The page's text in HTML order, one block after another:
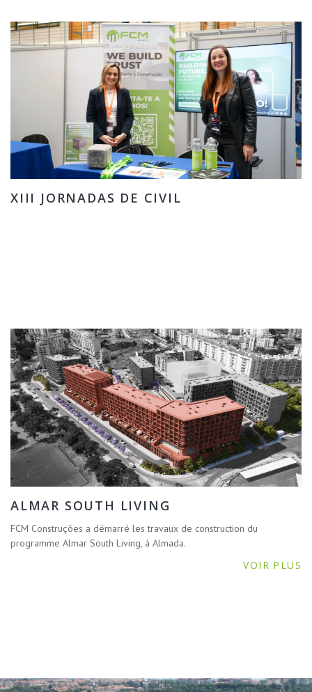
XIII JORNADAS DE CIVIL
ALMAR SOUTH LIVING
FCM Construções a démarré les travaux de construction du
programme Almar South Living, à Almada.
VOIR PLUS